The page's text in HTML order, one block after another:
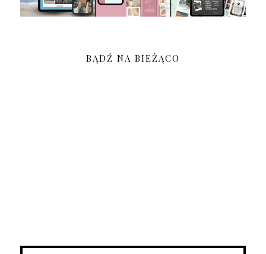
BĄDŹ NA BIEŻĄCO